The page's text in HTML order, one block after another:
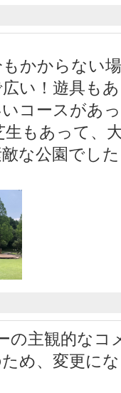
かからない
い！遊具も
コースがあ
もあって、
な公園でし
の主観的なコ
め、変更に